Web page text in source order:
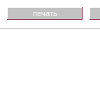
печать